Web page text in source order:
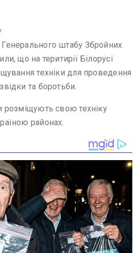
штабу Збройних
що на теритирії Білорусі
техніки для проведення
та боротьби.
розміщують свою техніку
районах.